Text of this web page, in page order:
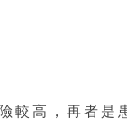
較高，再者是